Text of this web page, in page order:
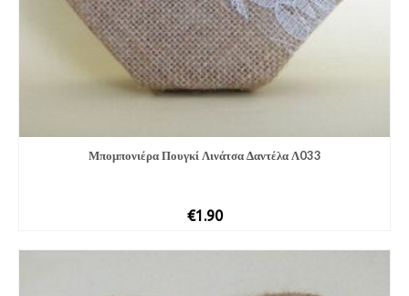
Μπομπονιέ­ρα Πουγκί Λινάτσα Δαντέλα Λ033
€1.90